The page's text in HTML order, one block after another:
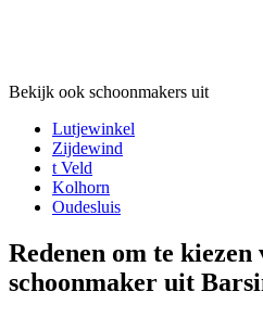
Bekijk ook schoonmakers uit
Lutjewinkel
Zijdewind
t Veld
Kolhorn
Oudesluis
Redenen om te kiezen
schoonmaker uit